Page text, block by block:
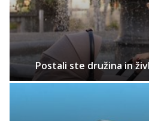
Postali ste družina in